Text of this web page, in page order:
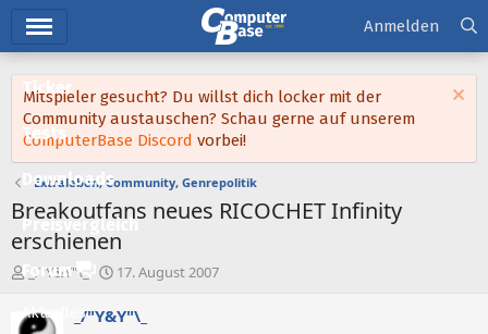
Ticker
Tests
Downloads
Preisvergleich
Forum
Aktuelles
Anmelden
Mitspieler gesucht? Du willst dich locker mit der
Community austauschen? Schau gerne auf unserem
ComputerBase Discord vorbei!
Extraleben, Community, Genrepolitik
Breakoutfans neues RICOCHET Infinity
erschienen
s
t
_/"Y&Y"\_
E
s
17. August 2007
_/"Y&Y"\_